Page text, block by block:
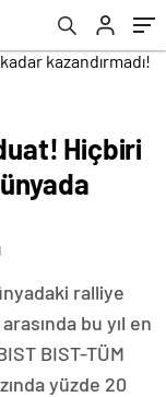
Hiçbiri
ralliye
bu yıl en
BIST-TÜM
yüzde 20